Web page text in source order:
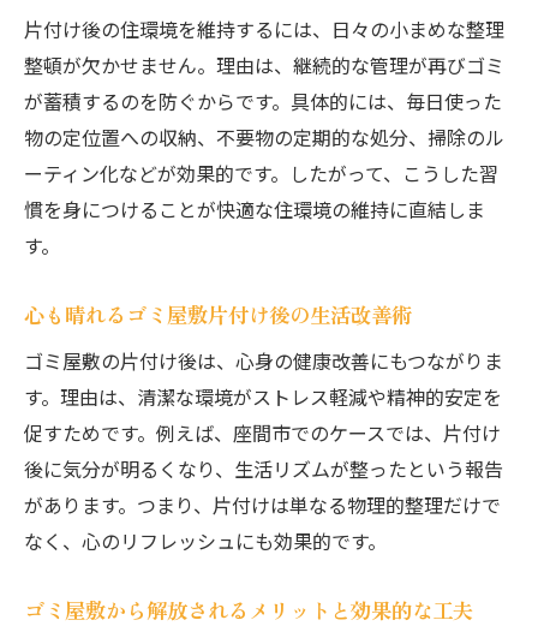
片付け後の住環境を維持するには、日々の小まめな整理
整頓が欠かせません。理由は、継続的な管理が再びゴミ
が蓄積するのを防ぐからです。具体的には、毎日使った
物の定位置への収納、不要物の定期的な処分、掃除のル
ーティン化などが効果的です。したがって、こうした習
慣を身につけることが快適な住環境の維持に直結しま
す。
心も晴れるゴミ屋敷片付け後の生活改善術
ゴミ屋敷の片付け後は、心身の健康改善にもつながりま
す。理由は、清潔な環境がストレス軽減や精神的安定を
促すためです。例えば、座間市でのケースでは、片付け
後に気分が明るくなり、生活リズムが整ったという報告
があります。つまり、片付けは単なる物理的整理だけで
なく、心のリフレッシュにも効果的です。
ゴミ屋敷から解放されるメリットと効果的な工夫